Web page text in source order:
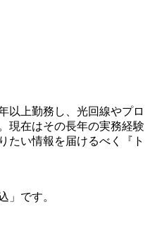
以上勤務し、光回線やプロ
現在はその長年の実務経験
たい情報を届けるべく『ト
」です。